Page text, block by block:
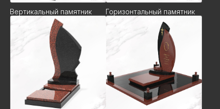
Вертикальный памятник Горизонтальный памятник